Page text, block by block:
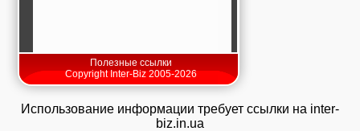
Полезные ссылки
Copyright Inter-Biz 2005-2026
Использование информации требует ссылки на inter-
biz.in.ua